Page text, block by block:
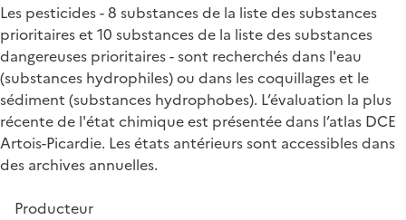
Les pesticides - 8 substances de la liste des substances
prioritaires et 10 substances de la liste des substances
dangereuses prioritaires - sont recherchés dans l'eau
(substances hydrophiles) ou dans les coquillages et le
sédiment (substances hydrophobes). L’évaluation la plus
récente de l'état chimique est présentée dans l’atlas DCE
Artois-Picardie. Les états antérieurs sont accessibles dans
des archives annuelles.
Producteur